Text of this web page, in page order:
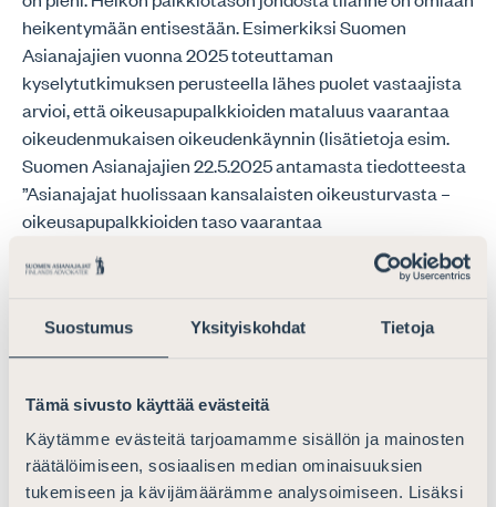
Suostumus Yksityiskohdat Tietoja
Tämä sivusto käyttää evästeitä
Käytämme evästeitä tarjoamamme sisällön ja mainosten
räätälöimiseen, sosiaalisen median ominaisuuksien
tukemiseen ja kävijämäärämme analysoimiseen. Lisäksi
heikentymään entisestään. Esimerkiksi Suomen
Asianajajien vuonna 2025 toteuttaman
kyselytutkimuksen perusteella lähes puolet vastaajista
arvioi, että oikeusapupalkkioiden mataluus vaarantaa
oikeudenmukaisen oikeudenkäynnin (lisätietoja esim.
Suomen Asianajajien 22.5.2025 antamasta tiedotteesta
”Asianajajat huolissaan kansalaisten oikeusturvasta –
oikeusapupalkkioiden taso vaarantaa
johtamaan lisäämään yksityisille avustajille tehtävien
oikeusapuohjausten määrää, on valtion samalla
hoitavia osaavia yksityisiä avustajia erilaisilla taustoilla
on riittävästi ja kattavasti saatavilla. Tämä edellyttää
yksityisten avustajien palkkiotason korjaamista
kestävälle tasolle, oikeusapujärjestelmän toimivuuden